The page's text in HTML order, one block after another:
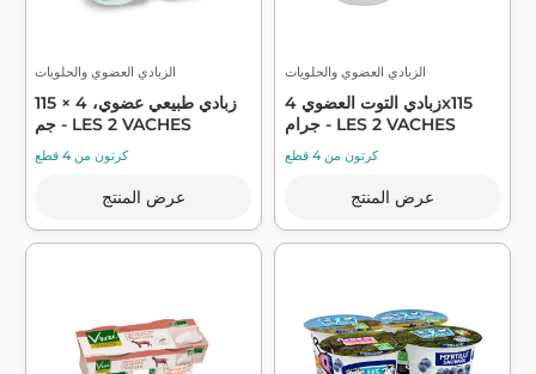
الزبادي العضوي والحلويات
زبادي طبيعي عضوي، 4 × 115
جم - LES 2 VACHES
كرتون من 4 قطع
عرض المنتج
الزبادي العضوي والحلويات
زبادي التوت العضوي 4x115
جرام - LES 2 VACHES
كرتون من 4 قطع
عرض المنتج